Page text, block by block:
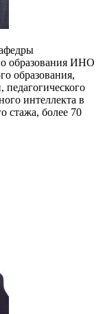
образования ИНО
образования,
педагогического
интеллекта в
стажа, более 70